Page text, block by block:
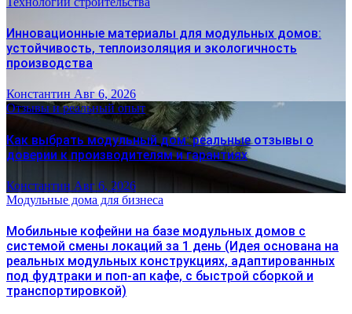
Инновационные материалы для модульных домов:
устойчивость, теплоизоляция и экологичность
производства
Константин Авг 6, 2026
Отзывы и реальный опыт
Как выбрать модульный дом: реальные отзывы о
доверии к производителям и гарантиях
Константин Авг 6, 2026
Модульные дома для бизнеса
Мобильные кофейни на базе модульных домов с
системой смены локаций за 1 день (Идея основана на
реальных модульных конструкциях, адаптированных
под фудтраки и поп-ап кафе, с быстрой сборкой и
транспортировкой)